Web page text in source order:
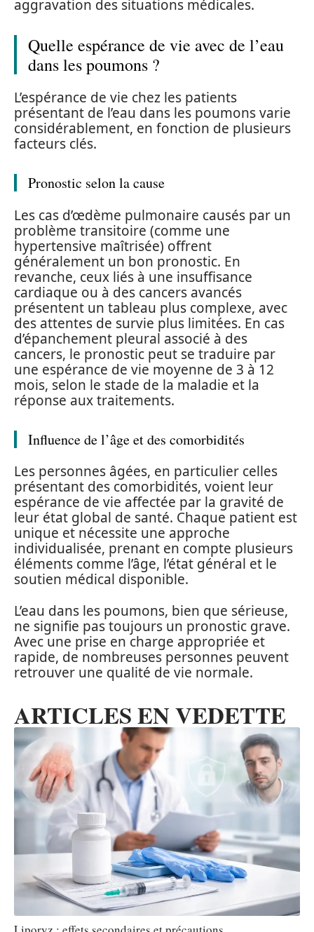
aggravation des situations médicales.
Quelle espérance de vie avec de l’eau
dans les poumons ?
L’espérance de vie chez les patients
présentant de l’eau dans les poumons varie
considérablement, en fonction de plusieurs
facteurs clés.
Pronostic selon la cause
Les cas d’œdème pulmonaire causés par un
problème transitoire (comme une
hypertensive maîtrisée) offrent
généralement un bon pronostic. En
revanche, ceux liés à une insuffisance
cardiaque ou à des cancers avancés
présentent un tableau plus complexe, avec
des attentes de survie plus limitées. En cas
d’épanchement pleural associé à des
cancers, le pronostic peut se traduire par
une espérance de vie moyenne de 3 à 12
mois, selon le stade de la maladie et la
réponse aux traitements.
Influence de l’âge et des comorbidités
Les personnes âgées, en particulier celles
présentant des comorbidités, voient leur
espérance de vie affectée par la gravité de
leur état global de santé. Chaque patient est
unique et nécessite une approche
individualisée, prenant en compte plusieurs
éléments comme l’âge, l’état général et le
soutien médical disponible.
L’eau dans les poumons, bien que sérieuse,
ne signifie pas toujours un pronostic grave.
Avec une prise en charge appropriée et
rapide, de nombreuses personnes peuvent
retrouver une qualité de vie normale.
ARTICLES EN VEDETTE